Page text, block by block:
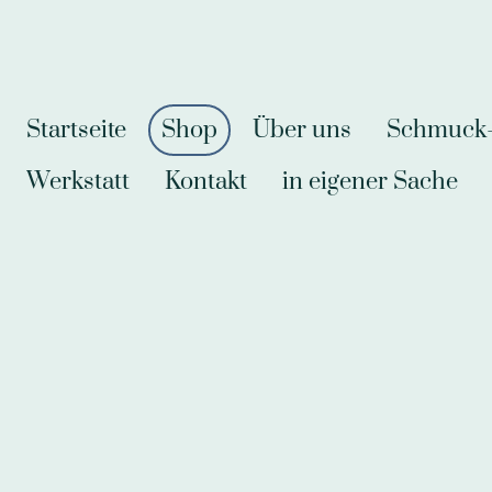
Startseite Shop Über uns
Werkstatt
Kontakt in eigener Sache